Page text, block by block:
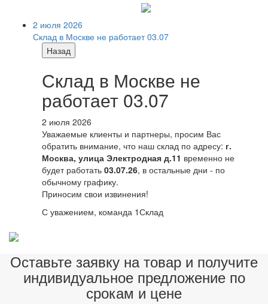
2 июля 2026
Склад в Москве не работает 03.07
Назад
Склад в Москве не
работает 03.07
2 июля 2026
Уважаемые клиенты и партнеры, просим Вас
обратить внимание, что наш склад по адресу: г.
Москва, улица Электродная д.11 временно не
будет работать 03.07.26, в остальные дни - по
обычному графику.
Приносим свои извинения!
С уважением, команда 1Склад
Оставьте заявку на товар и получите
индивидуальное предложение по
срокам и цене